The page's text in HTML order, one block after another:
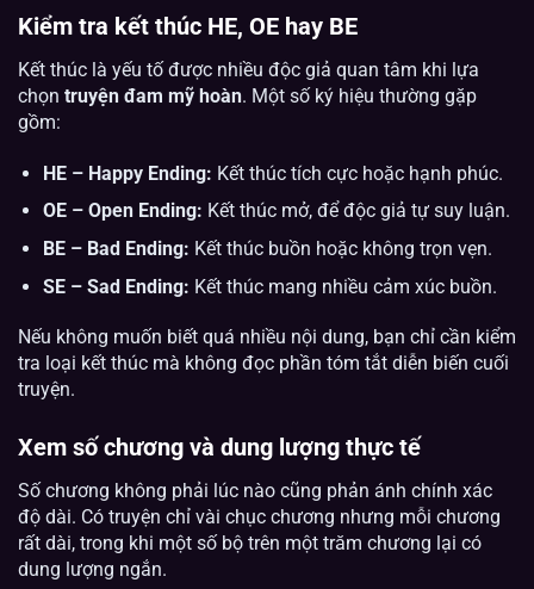
Kiểm tra kết thúc HE, OE hay BE
Kết thúc là yếu tố được nhiều độc giả quan tâm khi lựa
chọn truyện đam mỹ hoàn. Một số ký hiệu thường gặp
gồm:
HE – Happy Ending: Kết thúc tích cực hoặc hạnh phúc.
OE – Open Ending: Kết thúc mở, để độc giả tự suy luận.
BE – Bad Ending: Kết thúc buồn hoặc không trọn vẹn.
SE – Sad Ending: Kết thúc mang nhiều cảm xúc buồn.
Nếu không muốn biết quá nhiều nội dung, bạn chỉ cần kiểm
tra loại kết thúc mà không đọc phần tóm tắt diễn biến cuối
truyện.
Xem số chương và dung lượng thực tế
Số chương không phải lúc nào cũng phản ánh chính xác
độ dài. Có truyện chỉ vài chục chương nhưng mỗi chương
rất dài, trong khi một số bộ trên một trăm chương lại có
dung lượng ngắn.